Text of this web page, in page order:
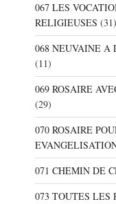
067 LES
RELIGIEUSES (31)
068 NEUVAINE A
(11)
069 ROSAIRE
(29)
070 ROSAIRE
071 CHEMIN DE
073 TOUTES LES